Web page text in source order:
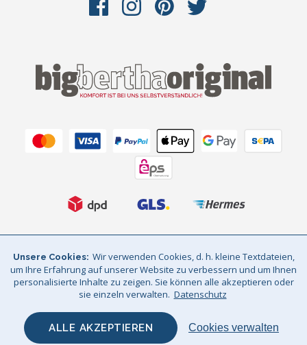
Sitemap
© Big Bertha Original 2026
Wir liefern nach deutschland und österreich / GHS Retail Ltd / Mwst:
DE310961143 / AT 74932601
Unsere Cookies
Wir verwenden Cookies, d. h. kleine Textdateien,
um Ihre Erfahrung auf unserer Website zu verbessern und um Ihnen
personalisierte Inhalte zu zeigen. Sie können alle akzeptieren oder
sie einzeln verwalten. Datenschutz
ALLE AKZEPTIEREN Cookies verwalten